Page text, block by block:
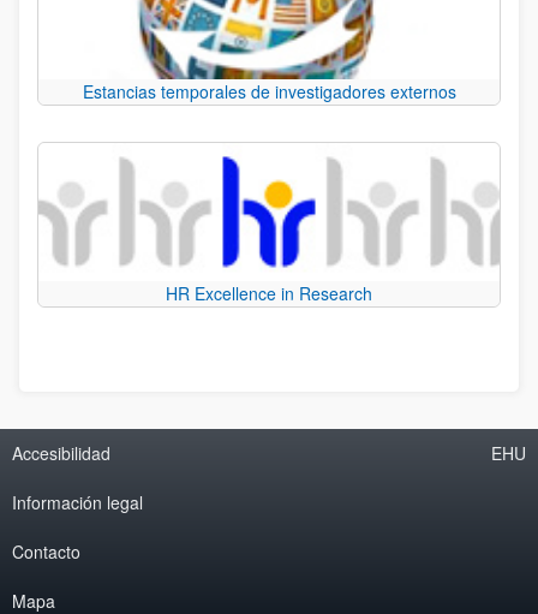
Estancias temporales de investigadores externos
HR Excellence in Research
Accesibilidad
Información legal
Contacto
Mapa
EHU